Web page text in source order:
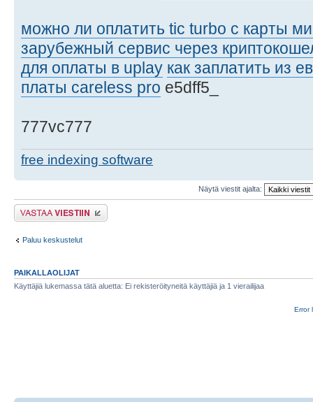
можно ли оплатить tic turbo с карты
зарубежный сервис через
для оплаты в uplay как заплатить из
платы careless pro e5dff5_
777vc777
free indexing software
Näytä viestit ajalta:
Lähetä vastaus
Paluu keskustelut
PAIKALLAOLIJAT
Käyttäjiä lukemassa tätä aluetta: Ei rekisteröityneitä käyttäjiä ja 1 vierailijaa
Error